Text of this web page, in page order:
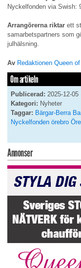
Nyckelfonden via Swish:
Arrangörerna riktar ett
samarbetspartners som
julhälsning.
Av Redaktionen Queen
Om artikeln
Publicerad: 2025-12-05
Kategori: Nyheter
Taggar: Bärgar-Berra
Nyckelfonden örebro
Annonser